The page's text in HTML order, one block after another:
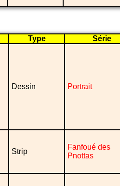
Type Série
Dessin Portrait
Strip
Fanfoué des
Pnottas